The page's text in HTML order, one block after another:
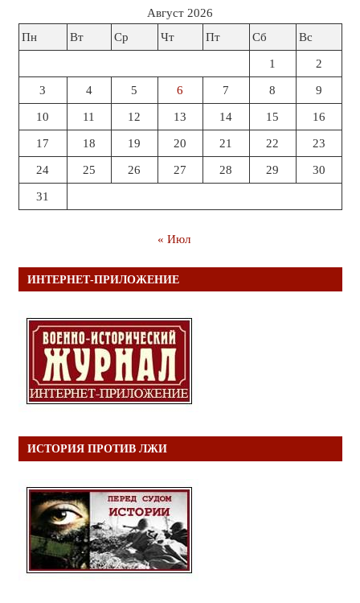
Август 2026
Пн
Вт Ср Чт Пт Сб Вс
1 2
3 4 5 6 7 8 9
10 11 12 13 14 15 16
17 18 19 20 21 22 23
24 25 26 27 28 29 30
31
« Июл
ИНТЕРНЕТ-ПРИЛОЖЕНИЕ
ИСТОРИЯ ПРОТИВ ЛЖИ